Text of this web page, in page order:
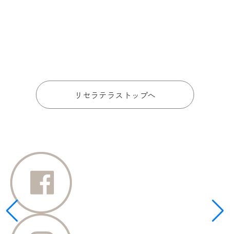
リセラテラストップへ